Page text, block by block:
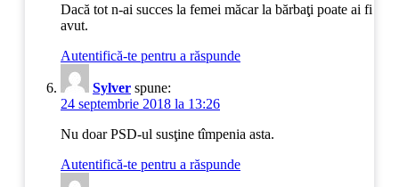
Dacă tot n-ai succes la femei măcar la bărbaţi poate ai fi
avut.
Autentifică-te pentru a răspunde
Sylver spune:
24 septembrie 2018 la 13:26
Nu doar PSD-ul susţine tîmpenia asta.
Autentifică-te pentru a răspunde